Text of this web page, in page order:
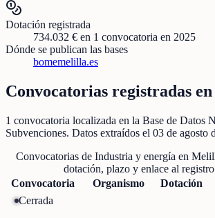
Dotación registrada
734.032 € en 1 convocatoria en 2025
Dónde se publican las bases
bomemelilla.es
Convocatorias registradas en
1 convocatoria localizada en la Base de Datos
Subvenciones. Datos extraídos el 03 de agosto
Convocatorias de Industria y energía en
dotación, plazo y enlace al
Convocatoria
Organismo Dotación
Cerrada